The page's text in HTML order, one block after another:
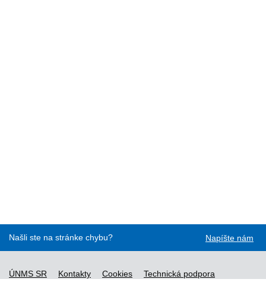
Našli ste na stránke chybu? Napíšte nám
ÚNMS SR Kontakty Cookies
Technická podpora